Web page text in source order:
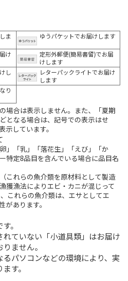
ま
ゆうパケットでお届けします
け
定形外郵便(簡易書留)でお届
けします
し
レターパックライトでお届け
します
り
場合は表示しません。また、「夏期
となる場合は、記号での表示はせ
示しています。
」「乳」「落花生」「えび」「か
特定8品目を含んでいる場合に品目名
これらの魚介類を原材料として製造
獲漁法によりエビ・カニが混じって
これらの魚介類は、エサとしてエ
があります。
。
ていない「小道具類」はお届け
ません。
パソコンなどの環境により、実
す。